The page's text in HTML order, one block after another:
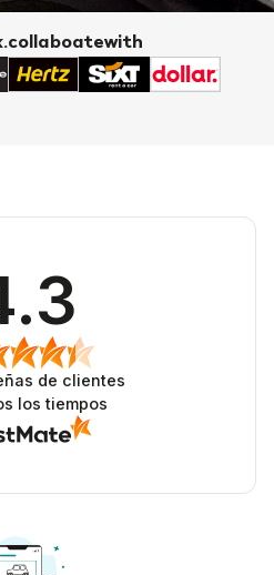
de clientes
los tiempos